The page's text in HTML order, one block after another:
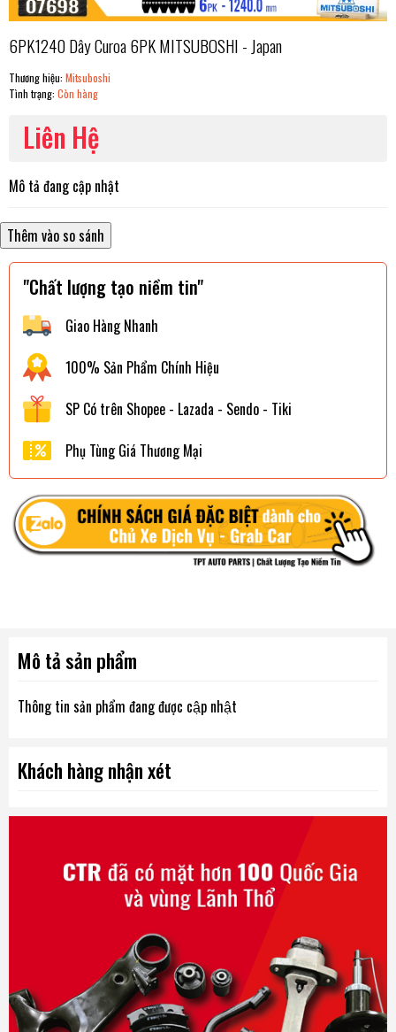
6PK1240 Dây Curoa 6PK MITSUBOSHI - Japan
Thương hiệu: Mitsuboshi
Tình trạng: Còn hàng
Liên Hệ
Mô tả đang cập nhật
"Chất lượng tạo niềm tin"
Giao Hàng Nhanh
100% Sản Phẩm Chính Hiệu
SP Có trên Shopee - Lazada - Sendo - Tiki
Phụ Tùng Giá Thương Mại
Mô tả sản phẩm
Thông tin sản phẩm đang được cập nhật
Khách hàng nhận xét